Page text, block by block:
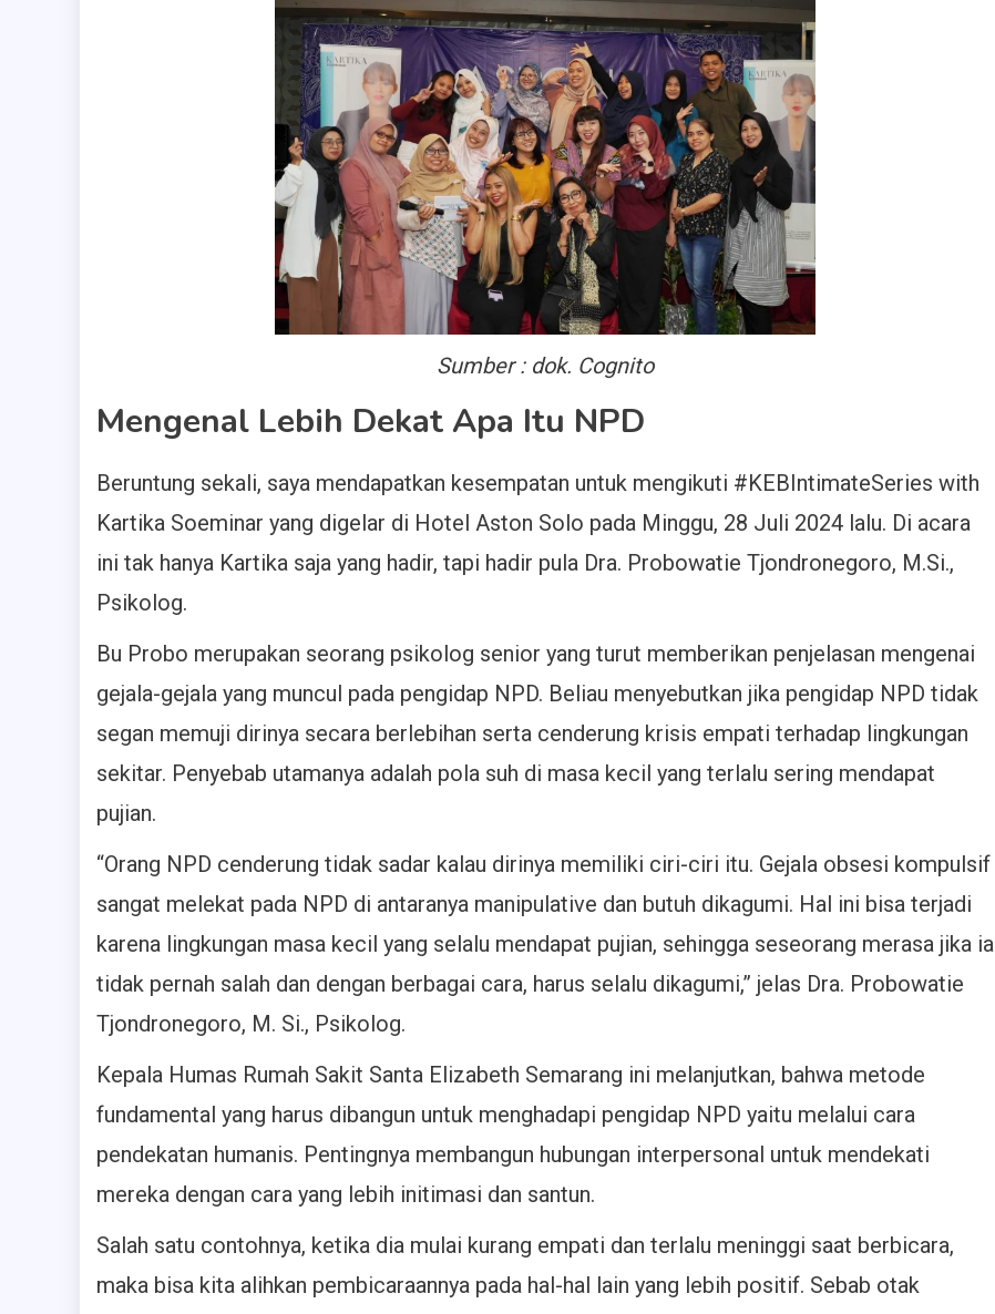
Sumber : dok. Cognito
Mengenal Lebih Dekat Apa Itu NPD
Beruntung sekali, saya mendapatkan kesempatan untuk mengikuti #KEBIntimateSeries with
Kartika Soeminar yang digelar di Hotel Aston Solo pada Minggu, 28 Juli 2024 lalu. Di acara
ini tak hanya Kartika saja yang hadir, tapi hadir pula Dra. Probowatie Tjondronegoro, M.Si.,
Psikolog.
Bu Probo merupakan seorang psikolog senior yang turut memberikan penjelasan mengenai
gejala-gejala yang muncul pada pengidap NPD. Beliau menyebutkan jika pengidap NPD tidak
segan memuji dirinya secara berlebihan serta cenderung krisis empati terhadap lingkungan
sekitar. Penyebab utamanya adalah pola suh di masa kecil yang terlalu sering mendapat
pujian.
“Orang NPD cenderung tidak sadar kalau dirinya memiliki ciri-ciri itu. Gejala obsesi kompulsif
sangat melekat pada NPD di antaranya manipulative dan butuh dikagumi. Hal ini bisa terjadi
karena lingkungan masa kecil yang selalu mendapat pujian, sehingga seseorang merasa jika ia
tidak pernah salah dan dengan berbagai cara, harus selalu dikagumi,” jelas Dra. Probowatie
Tjondronegoro, M. Si., Psikolog.
Kepala Humas Rumah Sakit Santa Elizabeth Semarang ini melanjutkan, bahwa metode
fundamental yang harus dibangun untuk menghadapi pengidap NPD yaitu melalui cara
pendekatan humanis. Pentingnya membangun hubungan interpersonal untuk mendekati
mereka dengan cara yang lebih initimasi dan santun.
Salah satu contohnya, ketika dia mulai kurang empati dan terlalu meninggi saat berbicara,
maka bisa kita alihkan pembicaraannya pada hal-hal lain yang lebih positif. Sebab otak